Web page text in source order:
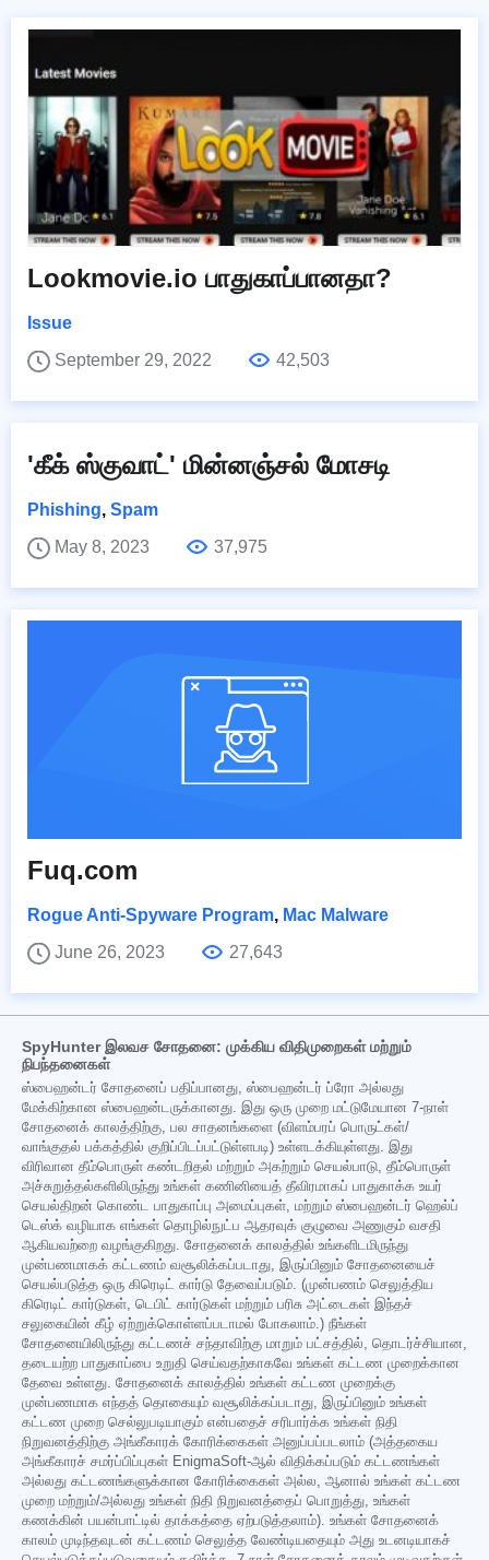
Lookmovie.io பாதுகாப்பானதா?
Issue
September 29, 2022
42,503
'கீக் ஸ்குவாட்' மின்னஞ்சல் மோசடி
Phishing, Spam
May 8, 2023
37,975
Fuq.com
Rogue Anti-Spyware Program, Mac Malware
June 26, 2023
27,643
SpyHunter இலவச சோதனை: முக்கிய விதிமுறைகள் மற்றும்
நிபந்தனைகள்
ஸ்பைஹன்டர் சோதனைப் பதிப்பானது, ஸ்பைஹன்டர் ப்ரோ அல்லது
மேக்கிற்கான ஸ்பைஹன்டருக்கானது. இது ஒரு முறை மட்டுமேயான 7-நாள்
சோதனைக் காலத்திற்கு, பல சாதனங்களை (விளம்பரப் பொருட்கள்/
வாங்குதல் பக்கத்தில் குறிப்பிடப்பட்டுள்ளபடி) உள்ளடக்கியுள்ளது. இது
விரிவான தீம்பொருள் கண்டறிதல் மற்றும் அகற்றும் செயல்பாடு, தீம்பொருள்
அச்சுறுத்தல்களிலிருந்து உங்கள் கணினியைத் தீவிரமாகப் பாதுகாக்க உயர்
செயல்திறன் கொண்ட பாதுகாப்பு அமைப்புகள், மற்றும் ஸ்பைஹன்டர் ஹெல்ப்
டெஸ்க் வழியாக எங்கள் தொழில்நுட்ப ஆதரவுக் குழுவை அணுகும் வசதி
ஆகியவற்றை வழங்குகிறது. சோதனைக் காலத்தில் உங்களிடமிருந்து
முன்பணமாகக் கட்டணம் வசூலிக்கப்படாது, இருப்பினும் சோதனையைச்
செயல்படுத்த ஒரு கிரெடிட் கார்டு தேவைப்படும். (முன்பணம் செலுத்திய
கிரெடிட் கார்டுகள், டெபிட் கார்டுகள் மற்றும் பரிசு அட்டைகள் இந்தச்
சலுகையின் கீழ் ஏற்றுக்கொள்ளப்படாமல் போகலாம்.) நீங்கள்
சோதனையிலிருந்து கட்டணச் சந்தாவிற்கு மாறும் பட்சத்தில், தொடர்ச்சியான,
தடையற்ற பாதுகாப்பை உறுதி செய்வதற்காகவே உங்கள் கட்டண முறைக்கான
தேவை உள்ளது. சோதனைக் காலத்தில் உங்கள் கட்டண முறைக்கு
முன்பணமாக எந்தத் தொகையும் வசூலிக்கப்படாது, இருப்பினும் உங்கள்
கட்டண முறை செல்லுபடியாகும் என்பதைச் சரிபார்க்க உங்கள் நிதி
நிறுவனத்திற்கு அங்கீகாரக் கோரிக்கைகள் அனுப்பப்படலாம் (அத்தகைய
அங்கீகாரச் சமர்ப்பிப்புகள் EnigmaSoft-ஆல் விதிக்கப்படும் கட்டணங்கள்
அல்லது கட்டணங்களுக்கான கோரிக்கைகள் அல்ல, ஆனால் உங்கள் கட்டண
முறை மற்றும்/அல்லது உங்கள் நிதி நிறுவனத்தைப் பொறுத்து, உங்கள்
கணக்கின் பயன்பாட்டில் தாக்கத்தை ஏற்படுத்தலாம்). உங்கள் சோதனைக்
காலம் முடிந்தவுடன் கட்டணம் செலுத்த வேண்டியதையும் அது உடனடியாகச்